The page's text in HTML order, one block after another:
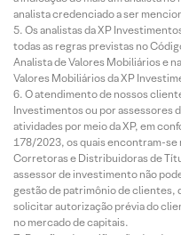
analista credenciado a ser
Os analistas da XP
todas as regras previstas no
Analista de Valores Mobiliários e
Valores Mobiliários da XP
O atendimento de nossos
Investimentos ou por assessores
atividades por meio da XP, em
178/2023, os quais encontram-se
Corretoras e Distribuidoras de
assessor de investimento não
gestão de patrimônio de clientes,
solicitar autorização prévia do
no mercado de capitais.